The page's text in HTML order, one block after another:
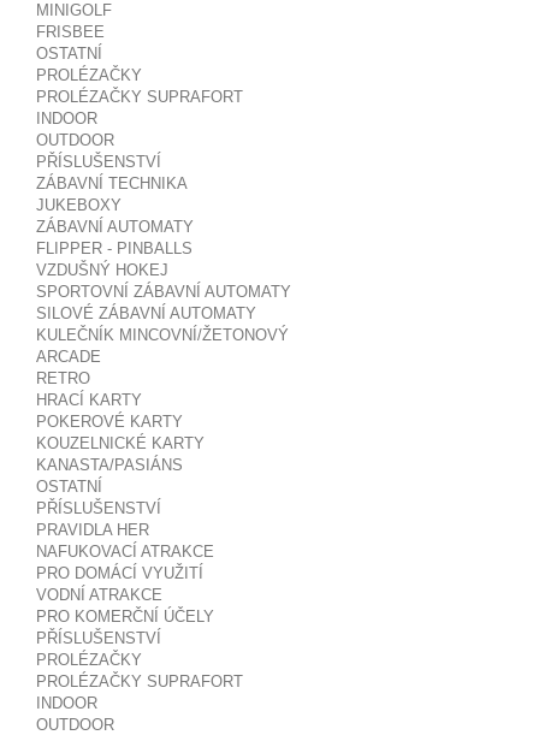
MINIGOLF
FRISBEE
OSTATNÍ
PROLÉZAČKY
PROLÉZAČKY SUPRAFORT
INDOOR
OUTDOOR
PŘÍSLUŠENSTVÍ
ZÁBAVNÍ TECHNIKA
JUKEBOXY
ZÁBAVNÍ AUTOMATY
FLIPPER - PINBALLS
VZDUŠNÝ HOKEJ
SPORTOVNÍ ZÁBAVNÍ AUTOMATY
SILOVÉ ZÁBAVNÍ AUTOMATY
KULEČNÍK MINCOVNÍ/ŽETONOVÝ
ARCADE
RETRO
HRACÍ KARTY
POKEROVÉ KARTY
KOUZELNICKÉ KARTY
KANASTA/PASIÁNS
OSTATNÍ
PŘÍSLUŠENSTVÍ
PRAVIDLA HER
NAFUKOVACÍ ATRAKCE
PRO DOMÁCÍ VYUŽITÍ
VODNÍ ATRAKCE
PRO KOMERČNÍ ÚČELY
PŘÍSLUŠENSTVÍ
PROLÉZAČKY
PROLÉZAČKY SUPRAFORT
INDOOR
OUTDOOR